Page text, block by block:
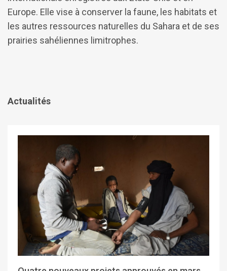
Europe. Elle vise à conserver la faune, les habitats et
les autres ressources naturelles du Sahara et de ses
prairies sahéliennes limitrophes.
Actualités